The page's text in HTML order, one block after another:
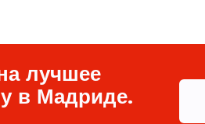
лучшее
в Мадриде.